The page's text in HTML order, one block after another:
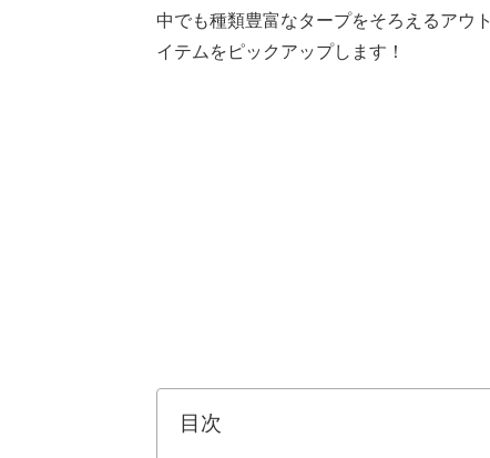
中でも種類豊富なタープをそろえるアウ
イテムをピックアップします！
目次